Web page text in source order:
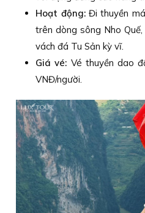
Hoạt động:Đi thuyền
trên dòng sông Nho
vách đá Tu Sản kỳ vĩ.
Giá vé: Vé thuyền dao
VNĐ/người.